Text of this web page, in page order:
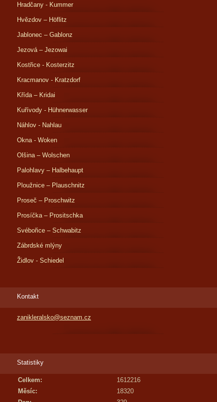
Hradčany - Kummer
Hvězdov – Höflitz
Jablonec – Gablonz
Jezová – Jezowai
Kostřice - Kosterzitz
Kracmanov - Kratzdorf
Křída – Kridai
Kuřívody - Hühnerwasser
Náhlov - Nahlau
Okna - Woken
Olšina – Wolschen
Palohlavy – Halbehaupt
Ploužnice – Plauschnitz
Proseč – Proschwitz
Prosíčka – Prositschka
Svébořice – Schwabitz
Zábrdské mlýny
Židlov - Schiedel
Kontakt
zanikleralsko@seznam.cz
Statistiky
Celkem:
1612216
Měsíc:
18320